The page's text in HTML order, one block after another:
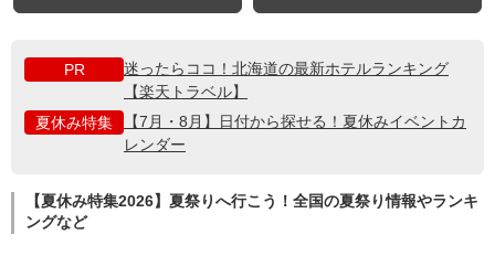
PR
迷ったらココ！北海道の最新ホテルランキング
【楽天トラベル】
夏休み特集
【7月・8月】日付から探せる！夏休みイベントカ
レンダー
【夏休み特集2026】夏祭りへ行こう！全国の夏祭り情報やランキ
ングなど